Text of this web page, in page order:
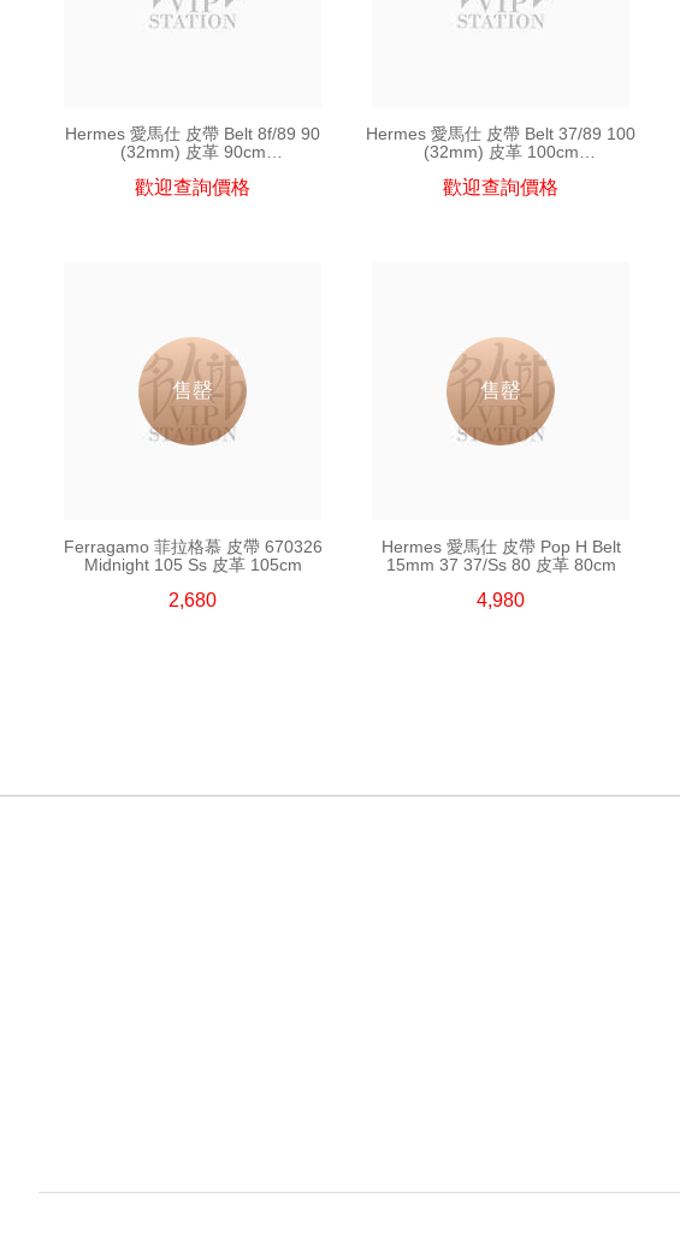
Hermes 愛馬仕 皮帶 Belt 8f/89 90
(32mm) 皮革 90cm
歡迎查詢價格
Hermes 愛馬仕 皮帶 Belt 37/89 100
(32mm) 皮革 100cm
歡迎查詢價格
售罄
Ferragamo 菲拉格慕 皮帶 670326
Midnight 105 Ss 皮革 105cm
2,680
售罄
Hermes 愛馬仕 皮帶 Pop H Belt
15mm 37 37/Ss 80 皮革 80cm
4,980